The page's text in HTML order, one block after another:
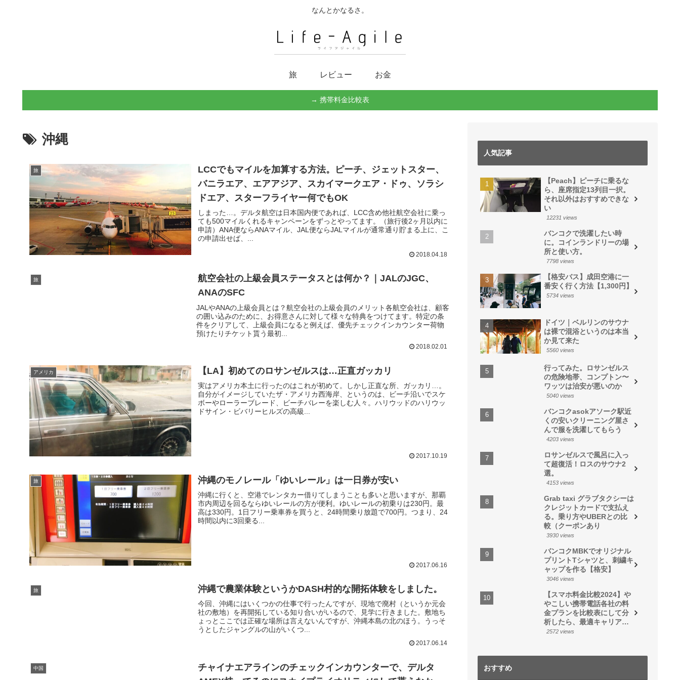
なんとかなるさ。
旅 レビュー お金
→ 携帯料金比較表
沖縄
旅
LCCでもマイルを加算する方法。ピーチ、ジェットスター、
バニラエア、エアアジア、スカイマークエア・ドゥ、ソラシ
ドエア、スターフライヤー何でもOK
しまった…。デルタ航空は日本国内便であれば、LCC含め他社航空会社に乗っ
ても500マイルくれるキャンペーンをずっとやってます。（旅行後2ヶ月以内に
申請）ANA便ならANAマイル、JAL便ならJALマイルが通常通り貯まる上に、こ
の申請出せば、...
2018.04.18
旅
航空会社の上級会員ステータスとは何か？｜JALのJGC、
ANAのSFC
JALやANAの上級会員とは？航空会社の上級会員のメリット各航空会社は、顧客
の囲い込みのために、お得意さんに対して様々な特典をつけてます。特定の条
件をクリアして、上級会員になると例えば、優先チェックインカウンター荷物
預けたりチケット貰う最初...
2018.02.01
アメリカ 【LA】初めてのロサンゼルスは…正直ガッカリ
実はアメリカ本土に行ったのはこれが初めて。しかし正直な所、ガッカリ…。
自分がイメージしていたザ・アメリカ西海岸、というのは、ビーチ沿いでスケ
ボーやローラーブレード、ビーチバレーを楽しむ人々。ハリウッドのハリウッ
ドサイン・ビバリーヒルズの高級...
2017.10.19
旅 沖縄のモノレール「ゆいレール」は一日券が安い
沖縄に行くと、空港でレンタカー借りてしまうことも多いと思いますが、那覇
市内周辺を回るならゆいレールの方が便利。ゆいレールの初乗りは230円。最
高は330円。1日フリー乗車券を買うと、24時間乗り放題で700円。つまり、24
時間以内に3回乗る...
2017.06.16
旅 沖縄で農業体験というかDASH村的な開拓体験をしました。
今回、沖縄にはいくつかの仕事で行ったんですが、現地で廃村（というか元会
社の敷地）を再開拓している知り合いがいるので、見学に行きました。敷地ち
ょっとここでは正確な場所は言えないんですが、沖縄本島の北のほう。うっそ
うとしたジャングルの山がいくつ...
2017.06.14
中国
チャイナエアラインのチェックインカウンターで、デルタ
人気記事
【Peach】ピーチに乗るな
ら、座席指定13列目一択。
それ以外はおすすめできな
い
12231 views
バンコクで洗濯したい時
に。コインランドリーの場
所と使い方。
7798 views
【格安バス】成田空港に一
番安く行く方法【1,300円】
5734 views
ドイツ｜ベルリンのサウナ
は裸で混浴というのは本当
か見て来た
5560 views
行ってみた。ロサンゼルス
の危険地帯、コンプトン〜
ワッツは治安が悪いのか
5040 views
バンコクasokアソーク駅近
くの安いクリーニング屋さ
んで服を洗濯してもらう
4203 views
ロサンゼルスで風呂に入っ
て超復活！ロスのサウナ2
選。
4153 views
Grab taxi グラブタクシーは
クレジットカードで支払え
る。乗り方やUBERとの比
較（クーポンあり
3930 views
バンコクMBKでオリジナル
プリントTシャツと、刺繍キ
ャップを作る【格安】
3046 views
【スマホ料金比較2024】や
やこしい携帯電話各社の料
金プランを比較表にして分
析したら、最適キャリア・
プランが見えた
2572 views
おすすめ
香港でオフショア生命